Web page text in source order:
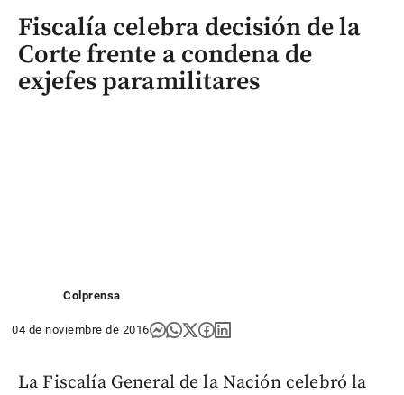
Fiscalía celebra decisión de la
Corte frente a condena de
exjefes paramilitares
Colprensa
04 de noviembre de 2016
La Fiscalía General de la Nación celebró la